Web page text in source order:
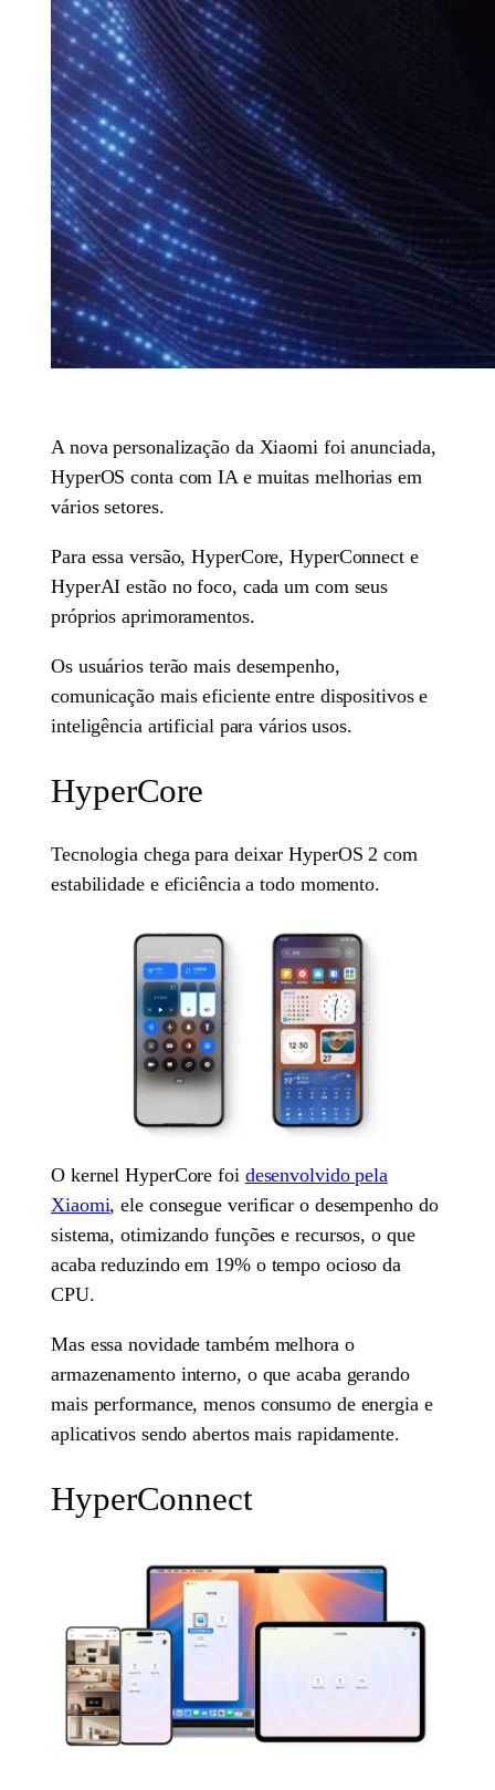
A nova personalização da Xiaomi foi anunciada,
HyperOS conta com IA e muitas melhorias em
vários setores.
Para essa versão, HyperCore, HyperConnect e
HyperAI estão no foco, cada um com seus
próprios aprimoramentos.
Os usuários terão mais desempenho,
comunicação mais eficiente entre dispositivos e
inteligência artificial para vários usos.
HyperCore
Tecnologia chega para deixar HyperOS 2 com
estabilidade e eficiência a todo momento.
O kernel HyperCore foi desenvolvido pela
Xiaomi, ele consegue verificar o desempenho do
sistema, otimizando funções e recursos, o que
acaba reduzindo em 19% o tempo ocioso da
CPU.
Mas essa novidade também melhora o
armazenamento interno, o que acaba gerando
mais performance, menos consumo de energia e
aplicativos sendo abertos mais rapidamente.
HyperConnect